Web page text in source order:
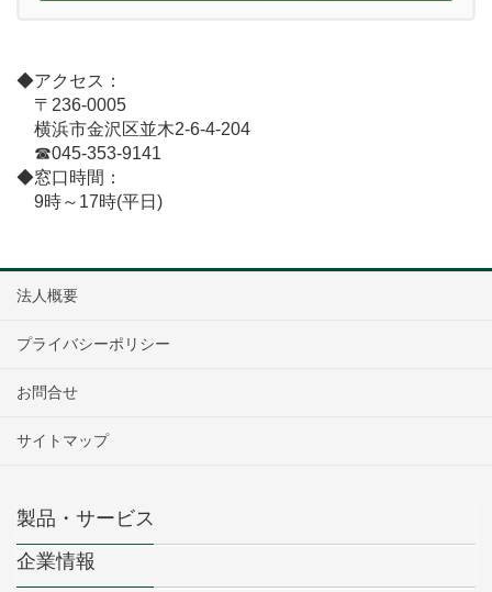
◆アクセス：
〒236-0005
横浜市金沢区並木2-6-4-204
☎045-353-9141
◆窓口時間：
9時～17時(平日)
法人概要
プライバシーポリシー
お問合せ
サイトマップ
製品・サービス
企業情報